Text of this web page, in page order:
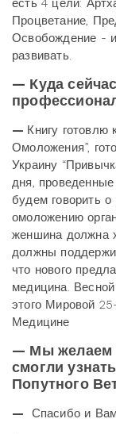
Процветание,
Освобождение -
развивать.
— Куда
— Книгу готовлю
Омоложения”,
Украину
дня,
будем говорить
омоложению
женшина должна
должны
что нового
медицина.
этого Мировой
Медицине
— Мы желаем
смогли
Попутного
— Спасибо и Вам